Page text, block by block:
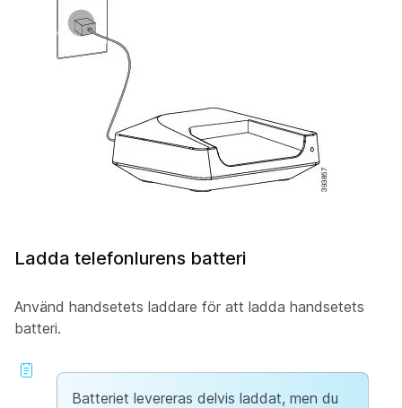
Ladda telefonlurens batteri
Använd handsetets laddare för att ladda handsetets
batteri.
Batteriet levereras delvis laddat, men du